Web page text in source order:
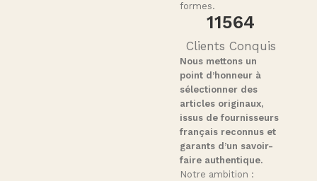
formes.
11564
Clients Conquis
Nous mettons un
point d’honneur à
sélectionner des
articles originaux,
issus de fournisseurs
français reconnus et
garants d’un savoir-
faire authentique.
Notre ambition :